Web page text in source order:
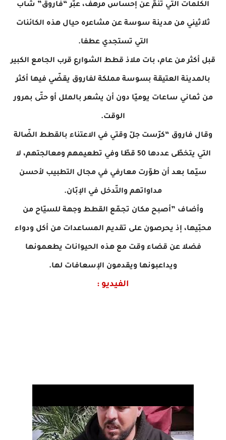
الكلمات التي تنمّ عن إحساس مرهف، عبّر “فاروق” شاب
ثلاثيني من مدينة سوسة عن مشاعره حيال هذه الكائنات
التي تستجدي عطفا.
قبل أكثر من عام، بات ملاذ قطط الشوارع قرب الجامع الكبير
بالمدينة العتيقة بسوسة مملكة لفاروق يقضّي فيها أكثر
من ثماني ساعات يوميّا دون أن يشعر بالملل أو حتّى بمرور
الوقت.
وقال فاروق “كرّست جلّ وقتي في الاعتناء بالقطط الضّالة
التي يتخطّى عددها 50 قطّا وفي تطعيمهم ومعالجتهم، لا
سيّما بعد أن طوّرت معارفي في مجال التطبيب لأحسن
مداواتهم والتّدخل في الإبّان.
وأضاف ”أصبح مكان تجمّع القطط وجهة للسيّاح من
محبّيها، إذ يحرصون على تقديم المساعدات من أكل ودواء
فضلا عن قضاء وقت مع هذه الحيوانات يطعمونها
ويداعبونها ويقدمون الإسعافات لها.
الفيديو :